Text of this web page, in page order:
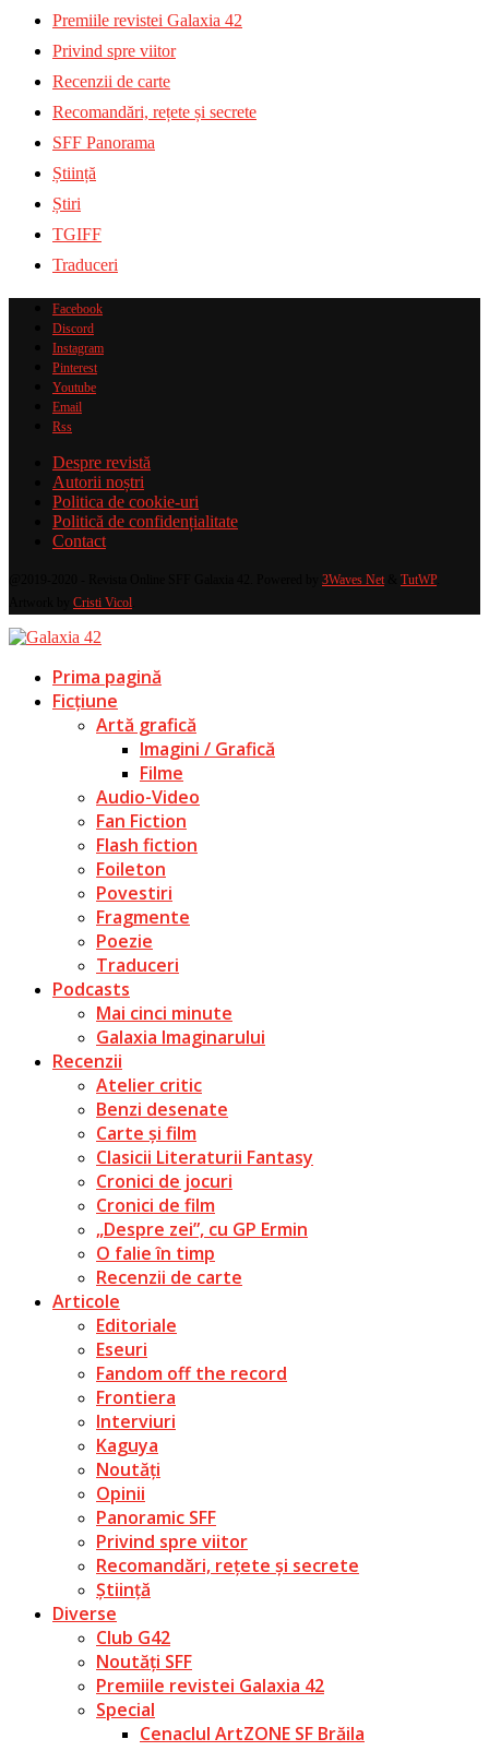
Premiile revistei Galaxia 42
Privind spre viitor
Recenzii de carte
Recomandări, rețete și secrete
SFF Panorama
Știință
Știri
TGIFF
Traduceri
Facebook
Discord
Instagram
Pinterest
Youtube
Email
Rss
Despre revistă
Autorii noștri
Politica de cookie-uri
Politică de confidențialitate
Contact
3Waves Net& TutWP.
Cristi Vicol
Prima pagină
Ficțiune
Artă grafică
Imagini / Grafică
Filme
Audio-Video
Fan Fiction
Flash fiction
Foileton
Povestiri
Fragmente
Poezie
Traduceri
Podcasts
Mai cinci minute
Galaxia Imaginarului
Recenzii
Atelier critic
Benzi desenate
Carte și film
Clasicii Literaturii Fantasy
Cronici de jocuri
Cronici de film
„Despre zei”, cu GP Ermin
O falie în timp
Recenzii de carte
Articole
Editoriale
Eseuri
Fandom off the record
Frontiera
Interviuri
Kaguya
Noutăți
Opinii
Panoramic SFF
Privind spre viitor
Recomandări, rețete și secrete
Știință
Diverse
Club G42
Noutăți SFF
Premiile revistei Galaxia 42
Special
Cenaclul ArtZONE SF Brăila